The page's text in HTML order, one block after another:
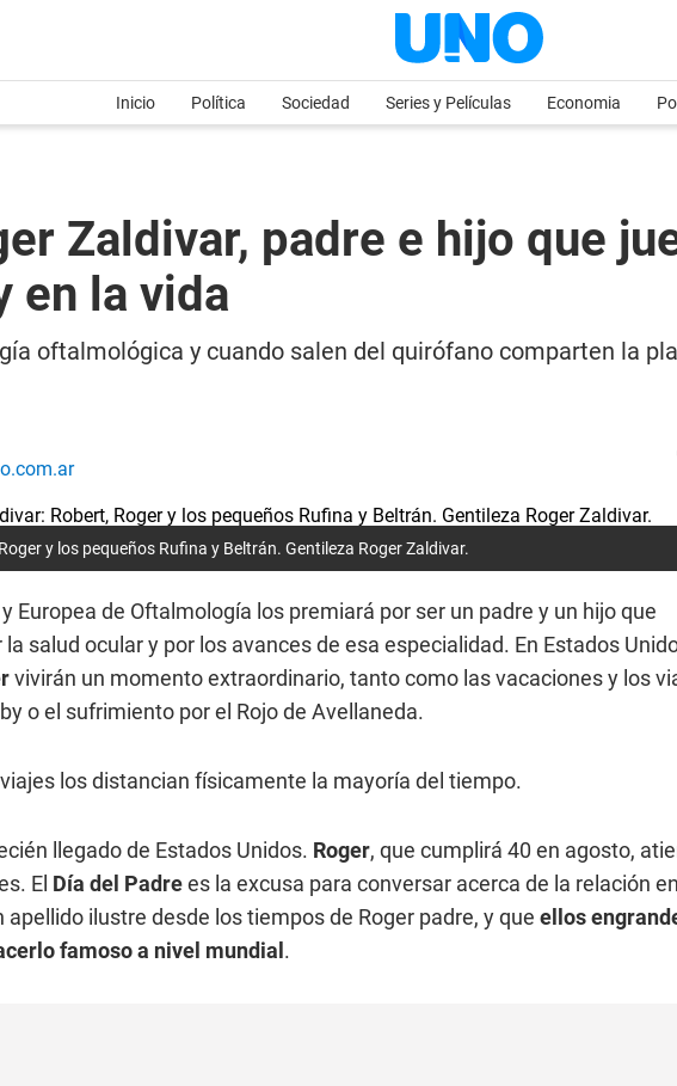
Inicio Política Sociedad Series y Películas Economia
Zaldivar, padre e hijo que
en la vida
oftalmológica y cuando salen del quirófano comparten la
y los pequeños Rufina y Beltrán. Gentileza Roger Zaldivar.
Europea de Oftalmología los premiará por ser un padre y un hijo que
salud ocular y por los avances de esa especialidad. En Estados
vivirán un momento extraordinario, tanto como las vacaciones y los
o el sufrimiento por el Rojo de Avellaneda.
los distancian físicamente la mayoría del tiempo.
llegado de Estados Unidos. Roger, que cumplirá 40 en agosto,
El Día del Padrees la excusa para conversar acerca de la relación
ilustre desde los tiempos de Roger padre, y que ellos
famoso a nivel mundial .